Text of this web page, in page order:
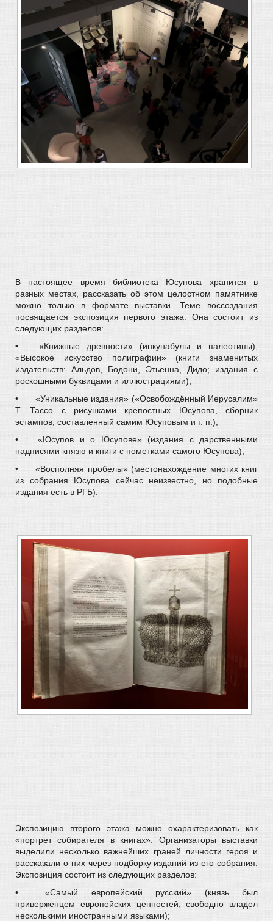
В настоящее время библиотека Юсупова хранится в
разных местах, рассказать об этом целостном памятнике
можно только в формате выставки. Теме воссоздания
посвящается экспозиция первого этажа. Она состоит из
следующих разделов:
•
«Книжные древности» (инкунабулы и палеотипы),
«Высокое искусство полиграфии» (книги знаменитых
издательств: Альдов, Бодони, Этьенна, Дидо; издания с
роскошными буквицами и иллюстрациями);
•
«Уникальные издания» («Освобождённый Иерусалим»
Т. Тассо с рисунками крепостных Юсупова, сборник
эстампов, составленный самим Юсуповым и т. п.);
•
«Юсупов и о Юсупове» (издания с дарственными
надписями князю и книги с пометками самого Юсупова);
•
«Восполняя пробелы» (местонахождение многих книг
из собрания Юсупова сейчас неизвестно, но подобные
издания есть в РГБ).
Экспозицию второго этажа можно охарактеризовать как
«портрет собирателя в книгах». Организаторы выставки
выделили несколько важнейших граней личности героя и
рассказали о них через подборку изданий из его собрания.
Экспозиция состоит из следующих разделов:
•
«Самый европейский русский» (князь был
приверженцем европейских ценностей, свободно владел
несколькими иностранными языками);